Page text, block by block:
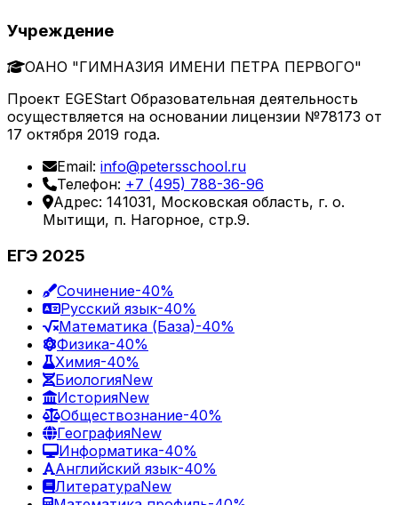
Учреждение
ОАНО "ГИМНАЗИЯ ИМЕНИ ПЕТРА ПЕРВОГО"
Проект EGEStart Образовательная деятельность
осуществляется на основании лицензии №78173 от
17 октября 2019 года.
Email: info@petersschool.ru
Телефон: +7 (495) 788-36-96
Адрес: 141031, Московская область, г. о.
Мытищи, п. Нагорное, стр.9.
ЕГЭ 2025
Сочинение-40%
Русский язык-40%
Математика (База)-40%
Физика-40%
Химия-40%
БиологияNew
ИсторияNew
Обществознание-40%
ГеографияNew
Информатика-40%
Английский язык-40%
ЛитератураNew